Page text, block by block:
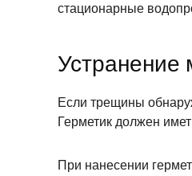
стационарные
Устранение
Если трещины
Герметик должен
При нанесении